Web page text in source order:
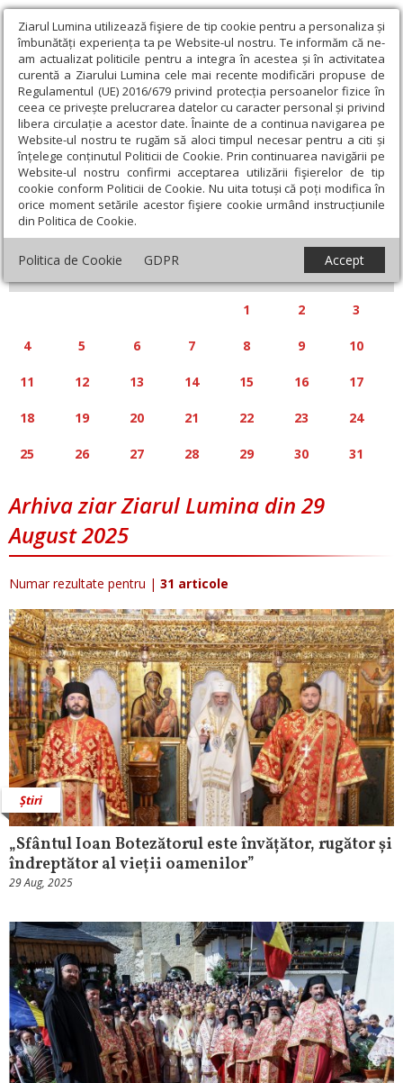
Ziarul Lumina utilizează fişiere de tip cookie pentru a personaliza și
îmbunătăți experiența ta pe Website-ul nostru. Te informăm că ne-
am actualizat politicile pentru a integra în acestea și în activitatea
curentă a Ziarului Lumina cele mai recente modificări propuse de
Regulamentul (UE) 2016/679 privind protecția persoanelor fizice în
ceea ce privește prelucrarea datelor cu caracter personal și privind
libera circulație a acestor date. Înainte de a continua navigarea pe
Website-ul nostru te rugăm să aloci timpul necesar pentru a citi și
înțelege conținutul Politicii de Cookie. Prin continuarea navigării pe
Website-ul nostru confirmi acceptarea utilizării fişierelor de tip
cookie conform Politicii de Cookie. Nu uita totuși că poți modifica în
orice moment setările acestor fişiere cookie urmând instrucțiunile
din Politica de Cookie.
Politica de Cookie GDPR Accept
Calendar articole
« »
AUGUST 2025
S D
1 2 3
4 5 6 7 8 9 10
11 12 13 14 15 16 17
18 19 20 21 22 23 24
25 26 27 28 29 30 31
Arhiva ziar Ziarul Lumina din 29
August 2025
Numar rezultate pentru | 31 articole
Știri
„Sfântul Ioan Botezătorul este învățător, rugător și
îndreptător al vieții oamenilor”
29 Aug, 2025